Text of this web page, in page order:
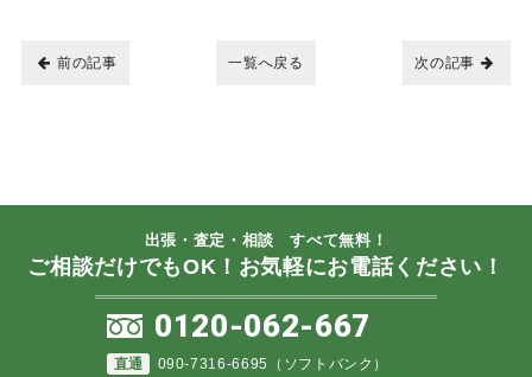
次の記事
一覧へ戻る
前の記事
出張・査定・相談 すべて無料！
ご相談だけでもOK！お気軽にお電話ください！
0120-062-667
直通
090-7316-6695（ソフトバンク）